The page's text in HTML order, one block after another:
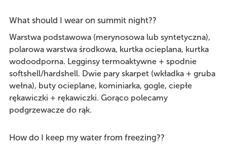
What should I wear on summit night??
Warstwa podstawowa (merynosowa lub syntetyczna),
polarowa warstwa środkowa, kurtka ocieplana, kurtka
wodoodporna. Legginsy termoaktywne + spodnie
softshell/hardshell. Dwie pary skarpet (wkładka + gruba
wełna), buty ocieplane, kominiarka, gogle, ciepłe
rękawiczki + rękawiczki. Gorąco polecamy
podgrzewacze do rąk.
How do I keep my water from freezing??